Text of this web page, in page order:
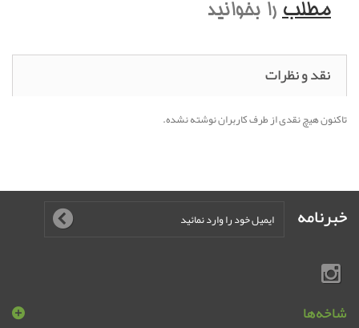
مطلب را بخوانيد
نقد و نظرات
تاکنون هیچ نقدی از طرف کاربران نوشته نشده.
خبرنامه
شاخه‌ها